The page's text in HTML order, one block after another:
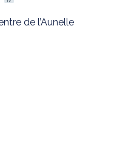
de l’Aunelle